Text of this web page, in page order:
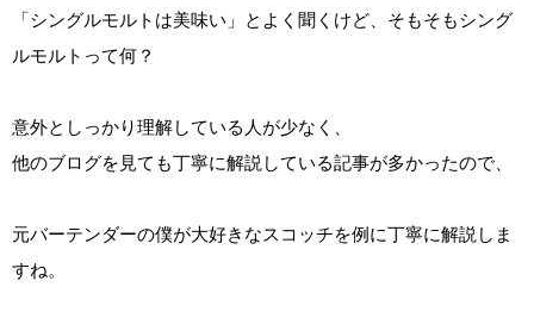
「シングルモルトは美味い」とよく聞くけど、そもそもシング
ルモルトって何？
意外としっかり理解している人が少なく、
他のブログを見ても丁寧に解説している記事が多かったので、
元バーテンダーの僕が大好きなスコッチを例に丁寧に解説しま
すね。